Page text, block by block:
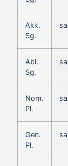
Akk.
Sg.
Abl.
Sg.
Nom.
Pl.
Gen.
Pl.